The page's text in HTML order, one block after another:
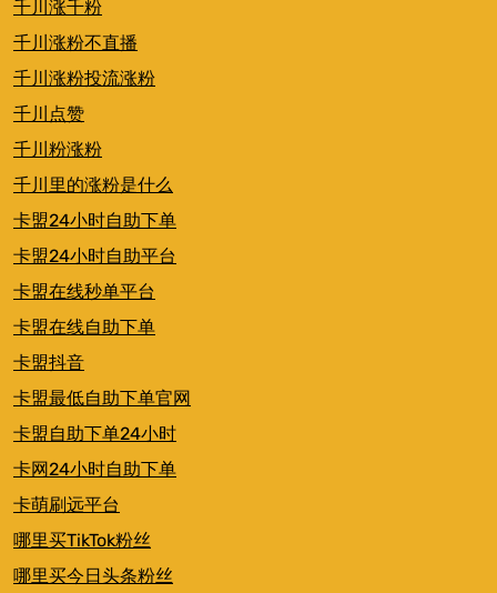
千川涨千粉
千川涨粉不直播
千川涨粉投流涨粉
千川点赞
千川粉涨粉
千川里的涨粉是什么
卡盟24小时自助下单
卡盟24小时自助平台
卡盟在线秒单平台
卡盟在线自助下单
卡盟抖音
卡盟最低自助下单官网
卡盟自助下单24小时
卡网24小时自助下单
卡萌刷远平台
哪里买TikTok粉丝
哪里买今日头条粉丝